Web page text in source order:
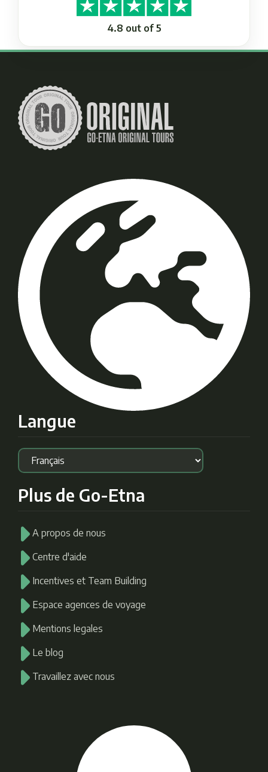
4.8 out of 5
Langue
Plus de Go-Etna
A propos de nous
Centre d'aide
Incentives et Team Building
Espace agences de voyage
Mentions legales
Le blog
Travaillez avec nous